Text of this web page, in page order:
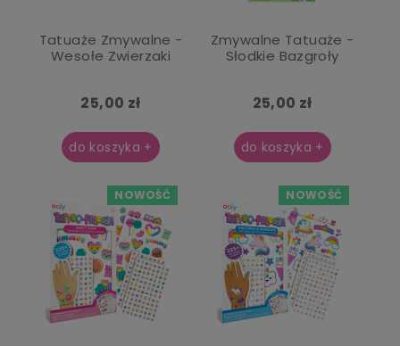
Tatuaże Zmywalne -
Wesołe Zwierzaki
25,00 zł
do koszyka +
Zmywalne Tatuaże -
Słodkie Bazgroły
25,00 zł
do koszyka +
NOWOŚĆ NOWOŚĆ